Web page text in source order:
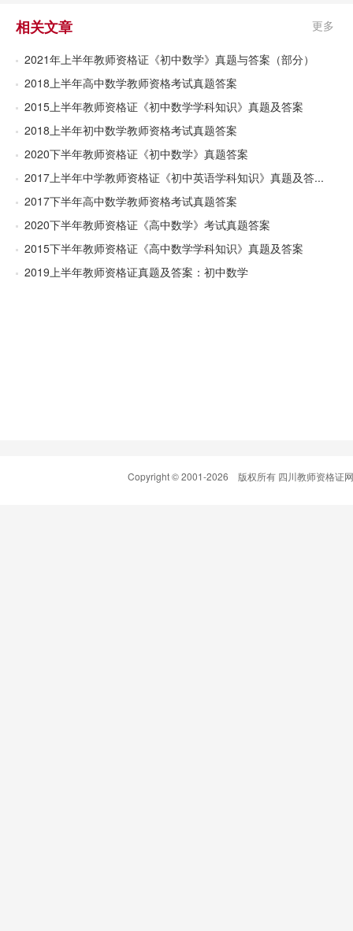
相关文章 更多
2021年上半年教师资格证《初中数学》真题与答案（部分）
2018上半年高中数学教师资格考试真题答案
2015上半年教师资格证《初中数学学科知识》真题及答案
2018上半年初中数学教师资格考试真题答案
2020下半年教师资格证《初中数学》真题答案
2017上半年中学教师资格证《初中英语学科知识》真题及答...
2017下半年高中数学教师资格考试真题答案
2020下半年教师资格证《高中数学》考试真题答案
2015下半年教师资格证《高中数学学科知识》真题及答案
2019上半年教师资格证真题及答案：初中数学
Copyright © 2001-2026 版权所有 四川教师资格证